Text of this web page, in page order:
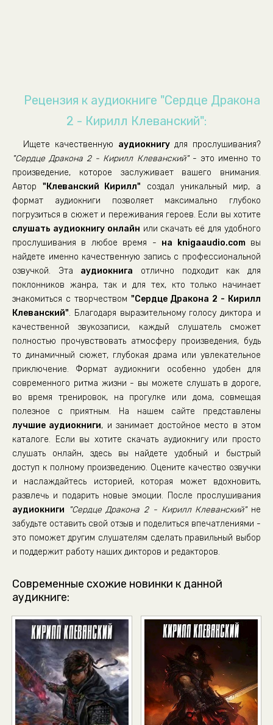
020.-Glava-92
021.-Glava-93
022.-Glava-94
024.-Glava-96
025.-Glava-97
026.-Glava-98
027.-Glava-99
029.-Glava-101
030.-Glava-102
031.-Glava-103
032.-Glava-104
033.-Glava-105
034.-Glava-106
035.-Glava-107
037.-Glava-109
038.-Glava-110
039.-Glava-111
040.-Glava-112
042.-Glava-114
043.-Glava-115
044.-Glava-116
045.-Glava-117
046.-Glava-118
047.-Glava-119
048.-Glava-120
049.-Glava-121
Рецензия к аудиокниге "Сердце Дракона
2 - Кирилл Клеванский":
Ищете качественную аудиокнигудля прослушивания?
"Сердце Дракона 2 - Кирилл Клеванский"- это именно то
произведение, которое заслуживает вашего внимания.
Автор "Клеванский Кирилл" создал уникальный мир, а
формат аудиокниги позволяет максимально глубоко
погрузиться в сюжет и переживания героев. Если вы хотите
слушать аудиокнигу онлайн или скачать её для удобного
прослушивания в любое время - на knigaaudio.comвы
найдете именно качественную запись с профессиональной
озвучкой. Эта аудиокнига отлично подходит как для
поклонников жанра, так и для тех, кто только начинает
знакомиться с творчеством "Сердце Дракона 2 - Кирилл
Клеванский". Благодаря выразительному голосу диктора и
качественной звукозаписи, каждый слушатель сможет
полностью прочувствовать атмосферу произведения, будь
то динамичный сюжет, глубокая драма или увлекательное
приключение. Формат аудиокниги особенно удобен для
современного ритма жизни - вы можете слушать в дороге,
во время тренировок, на прогулке или дома, совмещая
полезное с приятным. На нашем сайте представлены
лучшие аудиокниги, и занимает достойное место в этом
каталоге. Если вы хотите скачать аудиокнигу или просто
слушать онлайн, здесь вы найдете удобный и быстрый
доступ к полному произведению. Оцените качество озвучки
и наслаждайтесь историей, которая может вдохновить,
развлечь и подарить новые эмоции. После прослушивания
аудиокниги
"Сердце Дракона 2 - Кирилл Клеванский"не
забудьте оставить свой отзыв и поделиться впечатлениями -
это поможет другим слушателям сделать правильный выбор
и поддержит работу наших дикторов и редакторов.
Современные схожие новинки к данной
аудикниге: